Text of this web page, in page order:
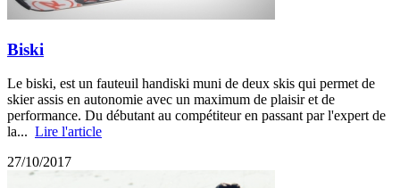
Biski
Le biski, est un fauteuil handiski muni de deux skis qui permet de
skier assis en autonomie avec un maximum de plaisir et de
performance. Du débutant au compétiteur en passant par l'expert de
la... Lire l'article
27/10/2017